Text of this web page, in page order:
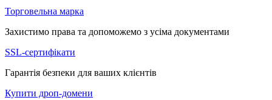
Торговельна марка
Захистимо права та допоможемо з усіма документами
SSL-сертифікати
Гарантія безпеки для ваших клієнтів
Купити дроп-домени